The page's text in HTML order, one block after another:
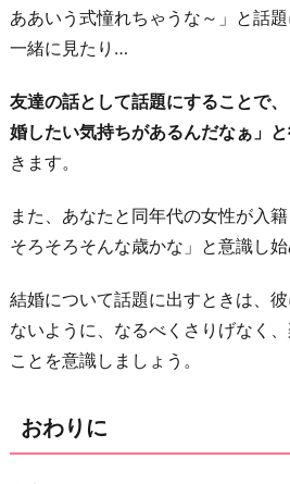
ああいう式憧れちゃうな～」と話
一緒に見たり…
友達の話として話題にすることで
婚したい気持ちがあるんだなぁ」
きます。
また、あなたと同年代の女性が入
そろそろそんな歳かな」と意識し始
結婚について話題に出すときは、
ないように、なるべくさりげなく
ことを意識しましょう。
おわりに